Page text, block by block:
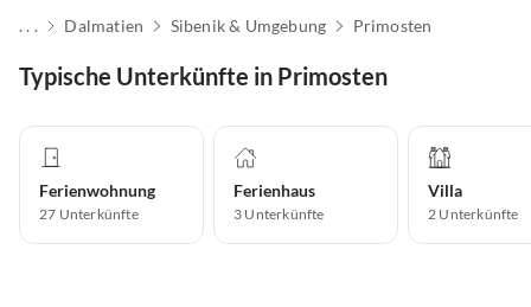
. . . Dalmatien Sibenik & Umgebung Primosten
Typische Unterkünfte in Primosten
Ferienwohnung
27 Unterkünfte
Ferienhaus
3 Unterkünfte
Villa
2 Unterkünfte